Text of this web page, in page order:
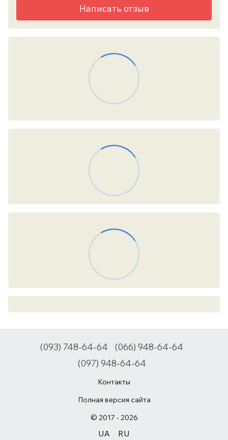
Написать отзыв
(093) 748-64-64
(066) 948-64-64
(097) 948-64-64
Контакты
Полная версия сайта
© 2017 - 2026
UA RU